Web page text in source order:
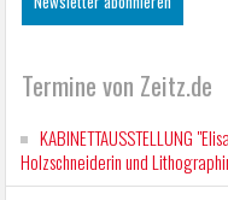
Termine von Zeitz.de
KABINETTAUSSTELLUNG
Holzschneiderin und